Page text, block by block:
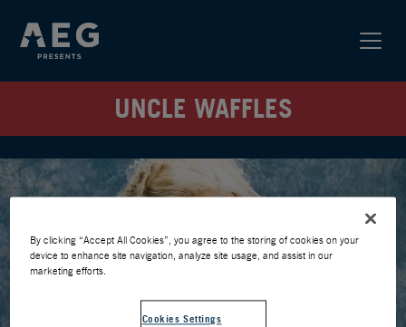
UNCLE WAFFLES
By clicking “Accept All Cookies”, you agree to the storing of cookies on your
device to enhance site navigation, analyze site usage, and assist in our
marketing efforts.
Cookies Settings